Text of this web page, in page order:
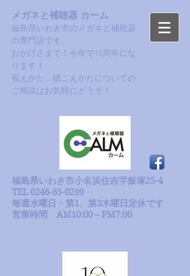
メガネと補聴器 カーム
福島県いわき市のメガネと補聴器
の専門店です。
おかげさまで！今年で10周年にな
ります！​
​視えかた、聴こえかたについての
ご相談はお気軽にどうぞ！
福島県いわき市小名浜住吉字飯塚25-4
TEL 0246-85-0299
毎週水曜日・第1、第3木曜日定休です
​営業時間 AM10:00～PM7:00